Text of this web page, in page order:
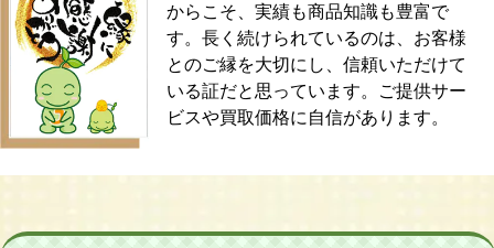
からこそ、実績も商品知識も豊富で
す。長く続けられているのは、お客様
とのご縁を大切にし、信頼いただけて
いる証だと思っています。ご提供サー
ビスや買取価格に自信があります。